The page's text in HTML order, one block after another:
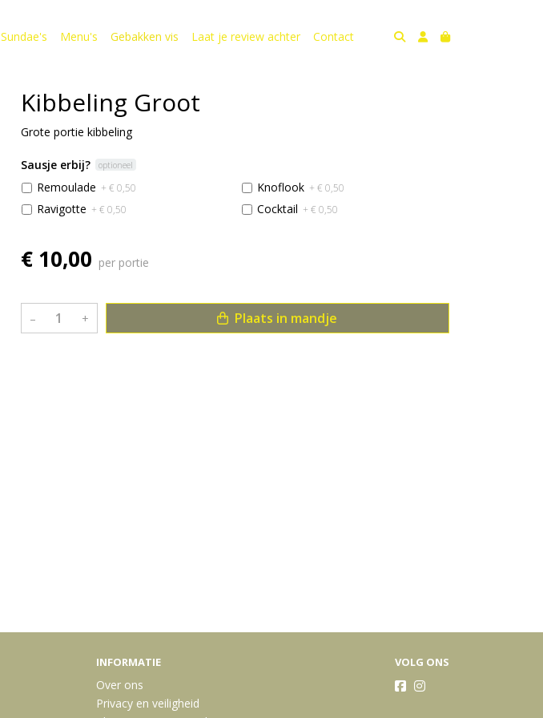
Sundae's Menu's Gebakken vis Laat je review achter Contact
Kibbeling Groot
Grote portie kibbeling
Sausje erbij? optioneel
Remoulade + € 0,50
Ravigotte + € 0,50
Knoflook + € 0,50
Cocktail + € 0,50
€ 10,00 per portie
– + Plaats in mandje
INFORMATIE
Over ons
Privacy en veiligheid
VOLG ONS